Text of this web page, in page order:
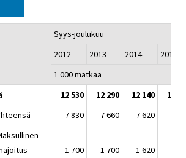
Syys-joulukuu
2012
2013 2014
1 000 matkaa
12 530 12 290 12 140
12
7 830 7 660 7 620
1 700 1 700 1 620